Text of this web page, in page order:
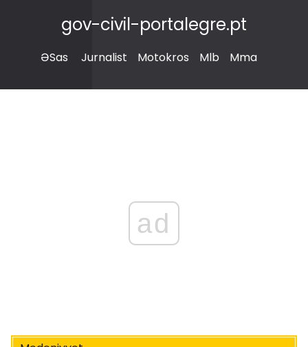
gov-civil-portalegre.pt
ƏSas Jurnalist Motokros Mlb Mma
ad